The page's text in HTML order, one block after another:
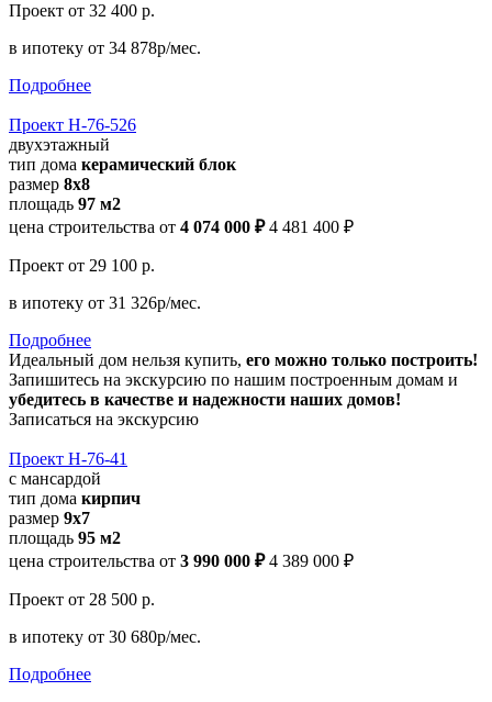
Проект от 32 400 р.
в ипотеку от 34 878р/мес.
Подробнее
Проект Н-76-526
двухэтажный
тип дома керамический блок
размер 8х8
площадь 97 м2
цена строительства от 4 074 000 ₽ 4 481 400 ₽
Проект от 29 100 р.
в ипотеку от 31 326р/мес.
Подробнее
Идеальный дом нельзя купить, его можно только построить!
Запишитесь на экскурсию по нашим построенным домам и
убедитесь в качестве и надежности наших домов!
Записаться на экскурсию
Проект Н-76-41
с мансардой
тип дома кирпич
размер 9x7
площадь 95 м2
цена строительства от 3 990 000 ₽ 4 389 000 ₽
Проект от 28 500 р.
в ипотеку от 30 680р/мес.
Подробнее